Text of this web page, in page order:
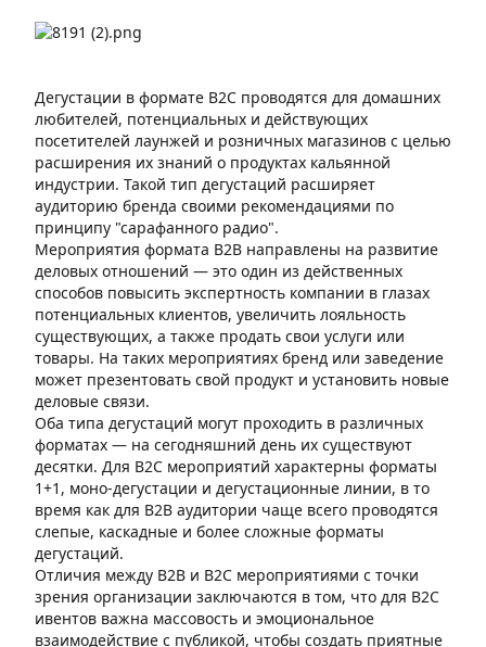
Дегустации в формате B2C проводятся для домашних
любителей, потенциальных и действующих
посетителей лаунжей и розничных магазинов с целью
расширения их знаний о продуктах кальянной
индустрии. Такой тип дегустаций расширяет
аудиторию бренда своими рекомендациями по
принципу "сарафанного радио".
Мероприятия формата B2B направлены на развитие
деловых отношений — это один из действенных
способов повысить экспертность компании в глазах
потенциальных клиентов, увеличить лояльность
существующих, а также продать свои услуги или
товары. На таких мероприятиях бренд или заведение
может презентовать свой продукт и установить новые
деловые связи.
Оба типа дегустаций могут проходить в различных
форматах — на сегодняшний день их существуют
десятки. Для B2C мероприятий характерны форматы
1+1, моно-дегустации и дегустационные линии, в то
время как для B2B аудитории чаще всего проводятся
слепые, каскадные и более сложные форматы
дегустаций.
Отличия между B2B и B2C мероприятиями с точки
зрения организации заключаются в том, что для B2C
ивентов важна массовость и эмоциональное
взаимодействие с публикой, чтобы создать приятные